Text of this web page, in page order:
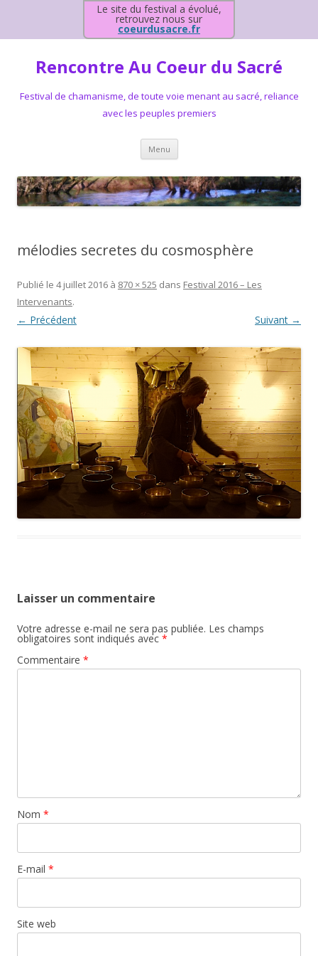
Le site du festival a évolué,
retrouvez nous sur
coeurdusacre.fr
Rencontre Au Coeur du Sacré
Festival de chamanisme, de toute voie menant au sacré, reliance
avec les peuples premiers
Menu Aller au contenu principal
mélodies secretes du cosmosphère
Publié le 4 juillet 2016 à 870 × 525 dans Festival 2016 – Les
Intervenants.
← Précédent Suivant →
Laisser un commentaire
Votre adresse e-mail ne sera pas publiée. Les champs
obligatoires sont indiqués avec *
Commentaire *
Nom *
E-mail *
Site web